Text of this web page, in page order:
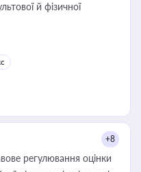
й фізичної
+8
регулювання оцінки